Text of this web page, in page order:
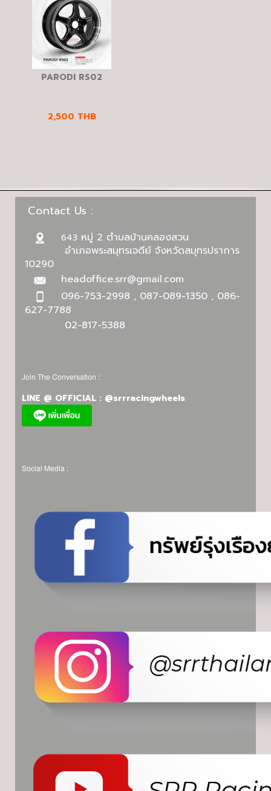
PARODI RS02
2,500 THB
Contact Us :
643 หมู่ 2 ตำบลบ้านคลองสวน
อำเภอพระสมุทรเจดีย์ จังหวัดสมุทรปราการ
10290
headoffice.srr@gmail.com
096-753-2998 , 087-089-1350 , 086-
627-7788
02-817-5388
Join The Conversation :
LINE @ OFFICIAL : @srrracingwheels
Social Media :